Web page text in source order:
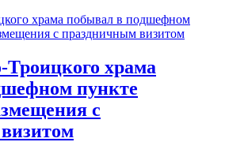
храма
пункте
с